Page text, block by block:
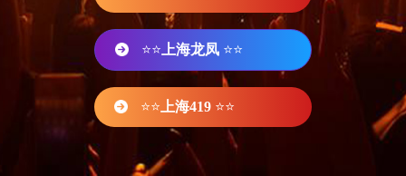
⭐⭐ 上海龙凤 ⭐⭐
⭐⭐ 上海419 ⭐⭐